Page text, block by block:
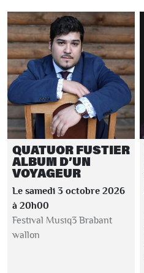
QUATUOR FUSTIER
ALBUM D’UN
VOYAGEUR
Le samedi 3 octobre 2026
à 20h00
Festival Musiq3 Brabant
wallon